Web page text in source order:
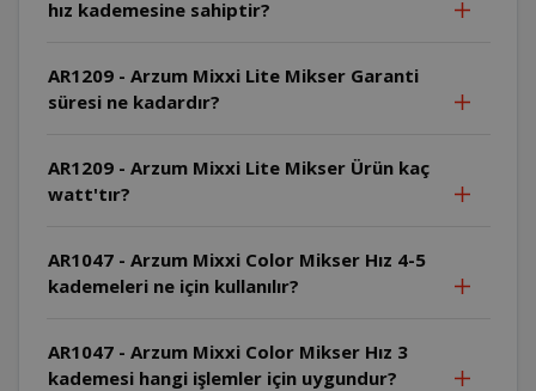
hız kademesine sahiptir?
AR1209 - Arzum Mixxi Lite Mikser Garanti
süresi ne kadardır?
AR1209 - Arzum Mixxi Lite Mikser Ürün kaç
watt'tır?
AR1047 - Arzum Mixxi Color Mikser Hız 4-5
kademeleri ne için kullanılır?
AR1047 - Arzum Mixxi Color Mikser Hız 3
kademesi hangi işlemler için uygundur?